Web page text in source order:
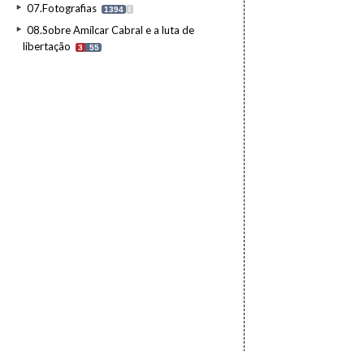
07.Fotografias 1394 I
08.Sobre Amílcar Cabral e a luta de
libertação
3 55